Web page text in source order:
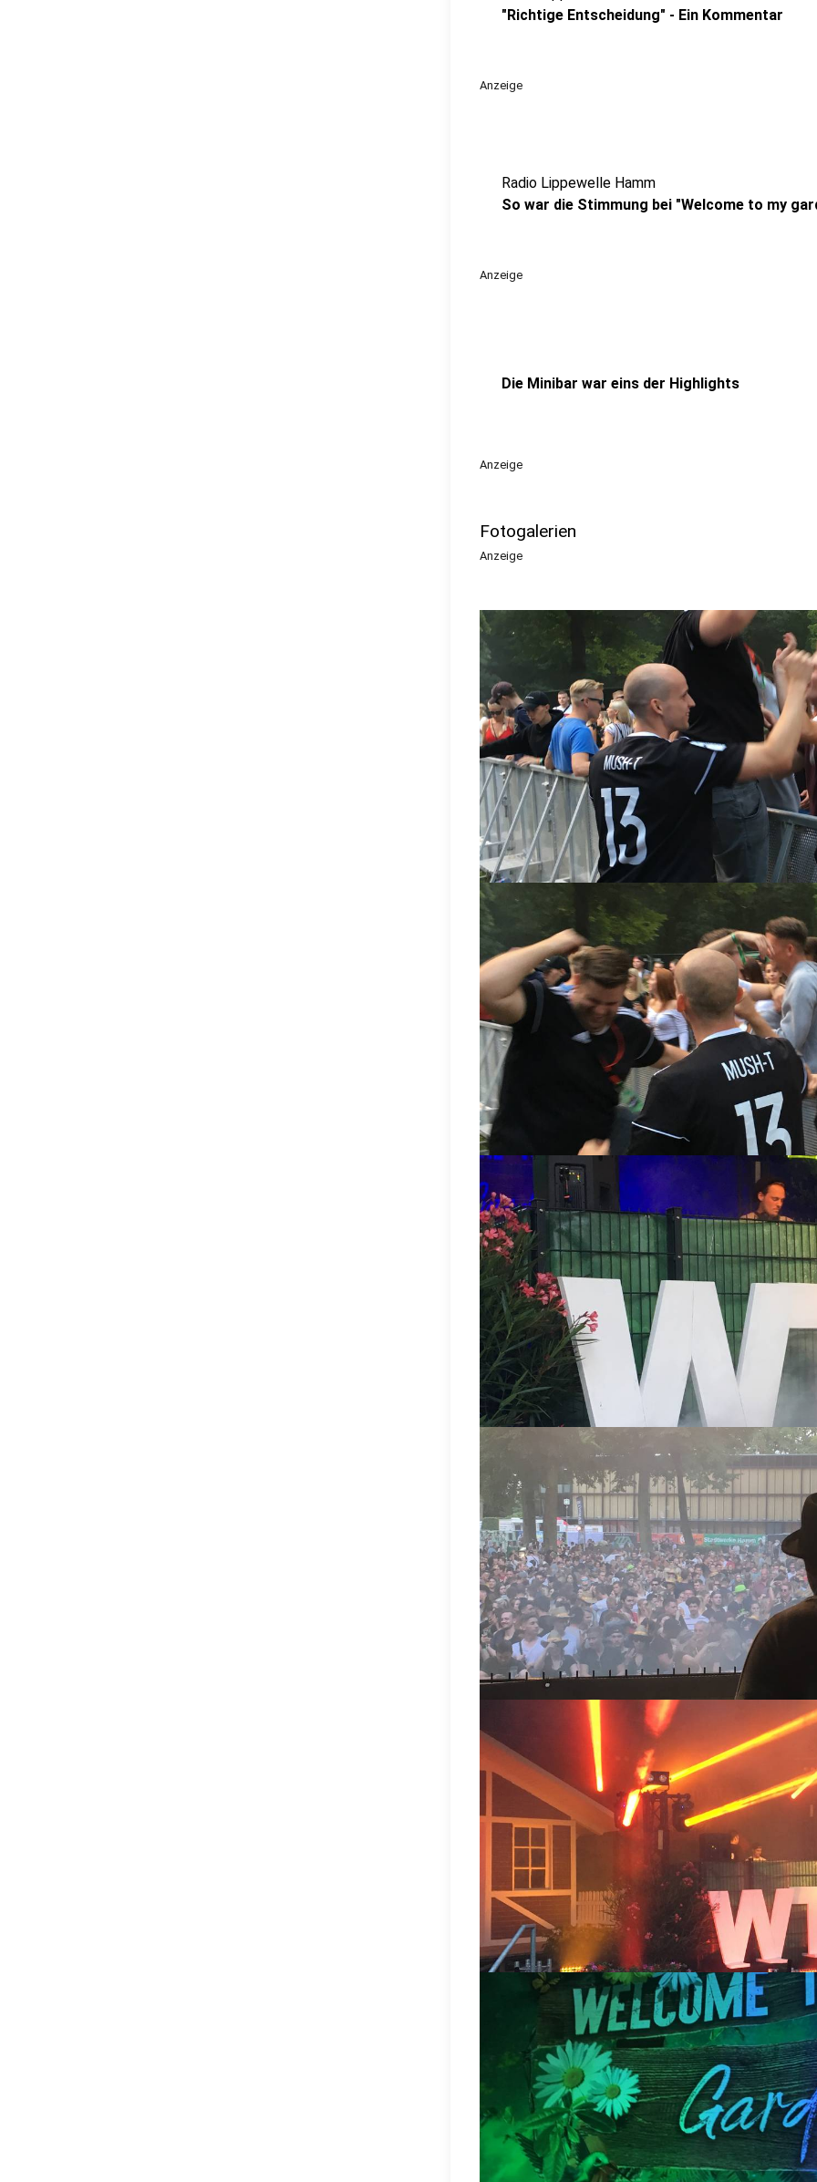
"Richtige Entscheidung" - Ein Kommentar
Anzeige
Radio Lippewelle Hamm
So war die Stimmung bei "Welcome to my
Anzeige
Die Minibar war eins der Highlights
Anzeige
Fotogalerien
Anzeige